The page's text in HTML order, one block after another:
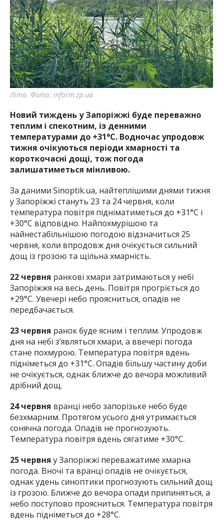
найважливішу інформацію про події
міста Запоріжжя та області.
Літо. Фото: inform.zp.ua
Новий тиждень у Запоріжжі буде переважно
теплим і спекотним, із денними
температурами до +31°C. Водночас упродовж
тижня очікуються періоди хмарності та
короткочасні дощі, тож погода
залишатиметься мінливою.
За даними Sinoptik.ua, найтеплішими днями тижня
у Запоріжжі стануть 23 та 24 червня, коли
температура повітря підніматиметься до +31°C і
+30°C відповідно. Найпохмурішою та
найнестабільнішою погодою відзначиться 25
червня, коли впродовж дня очікується сильний
дощ із грозою та щільна хмарність.
22 червня ранкові хмари затримаються у небі
Запоріжжя на весь день. Повітря прогріється до
+29°C. Увечері небо проясниться, опадів не
передбачається.
23 червня ранок буде ясним і теплим. Упродовж
дня на небі з’являться хмари, а ввечері погода
стане похмурою. Температура повітря вдень
підніметься до +31°C. Опадів більшу частину доби
не очікується, однак ближче до вечора можливий
дрібний дощ.
24 червня вранці небо запорізьке небо буде
безхмарним. Протягом усього дня утримається
сонячна погода. Опадів не прогнозують.
Температура повітря вдень сягатиме +30°C.
25 червня у Запоріжжі переважатиме хмарна
погода. Вночі та вранці опадів не очікується,
однак удень синоптики прогнозують сильний дощ
із грозою. Ближче до вечора опади припиняться, а
небо поступово проясниться. Температура повітря
вдень підніметься до +28°C.